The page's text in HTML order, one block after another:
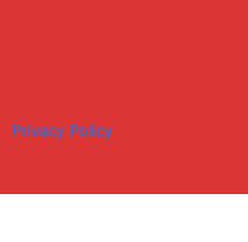
Privacy Policy